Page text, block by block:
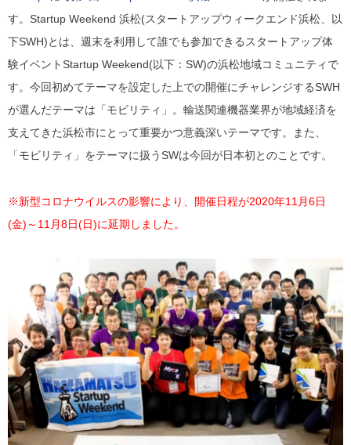
す。Startup Weekend 浜松(スタートアップウィークエンド浜松、以
下SWH)とは、週末を利用して誰でも参加できるスタートアップ体
験イベントStartup Weekend(以下：SW)の浜松地域コミュニティで
す。今回初めてテーマを設定した上での開催にチャレンジするSWH
が選んだテーマは「モビリティ」。輸送関連機器業界が地域経済を
支えてきた浜松市にとって重要かつ意義深いテーマです。また、
「モビリティ」をテーマに扱うSWは今回が日本初とのことです。
※新型コロナウイルスの影響により、開催日程が2020年11月6日
(金)～11月8日(日)に延期しました。